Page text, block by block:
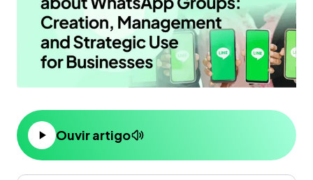
Ouvir artigo